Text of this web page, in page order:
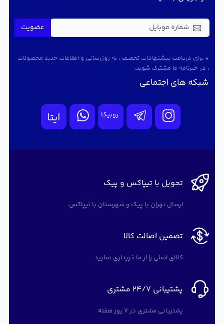
عضویت
* برای دریافت پیشنهادات تخفیف ، به روزرسانی و اطلاعات جدید محصولات
، در خبرنامه ما مشترک شوید.
شبکه های اجتماعی
روبیکا ایتا
تحویل با تیپاکس و پیک
ارسال تهران با پیک و شهرستان با تیپاکس
تضمین اصالت کالا
کالای اصلی را از ما خریداری نمایید
پشتیبانی 24/7 مشتری
پشتیبانی مشتری در 7 روز هفته